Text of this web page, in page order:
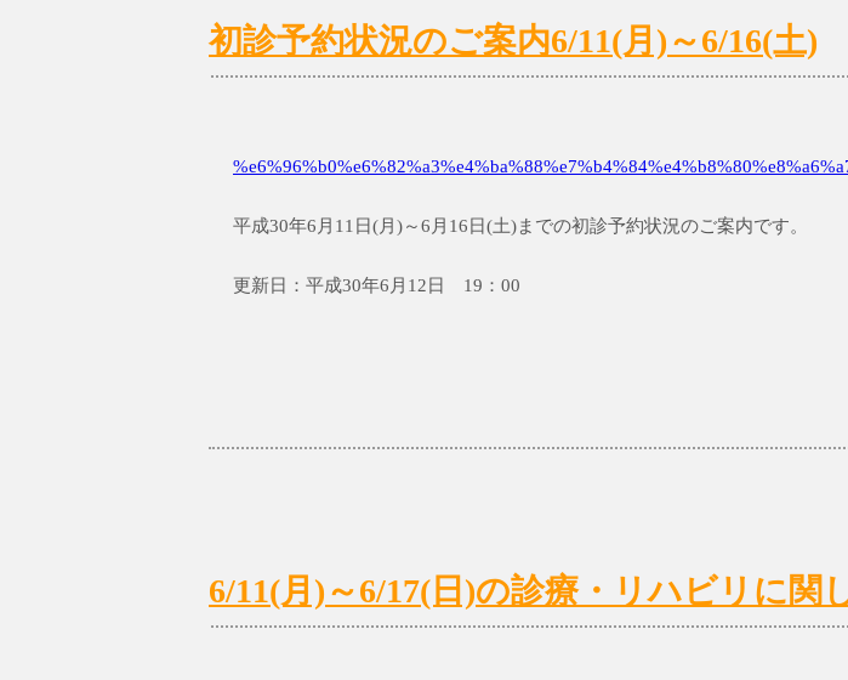
初診予約状況のご案内6/11(月)～6/16(土)
平成30年6月11日(月)～6月16日(土)までの初診予約状況のご案内です。
更新日：平成30年6月12日 19：00
6/11(月)～6/17(日)の診療・リハビリに関